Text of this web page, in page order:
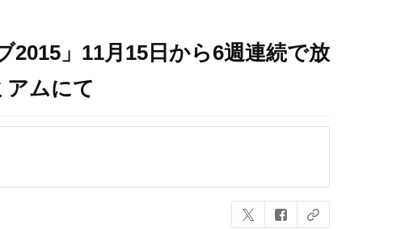
2015」11月15日から6週連続で放
アムにて